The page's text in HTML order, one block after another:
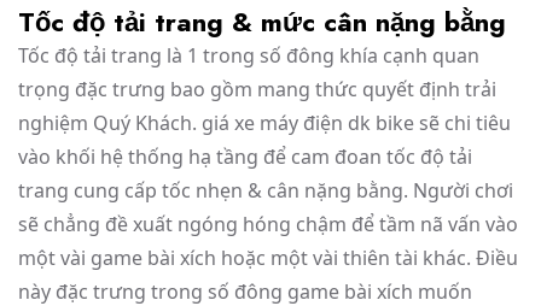
Tốc độ tải trang & mức cân nặng bằng
Tốc độ tải trang là 1 trong số đông khía cạnh quan
trọng đặc trưng bao gồm mang thức quyết định trải
nghiệm Quý Khách. giá xe máy điện dk bike sẽ chi tiêu
vào khối hệ thống hạ tầng để cam đoan tốc độ tải
trang cung cấp tốc nhẹn & cân nặng bằng. Người chơi
sẽ chẳng đề xuất ngóng hóng chậm để tầm nã vấn vào
một vài game bài xích hoặc một vài thiên tài khác. Điều
này đặc trưng trong số đông game bài xích muốn